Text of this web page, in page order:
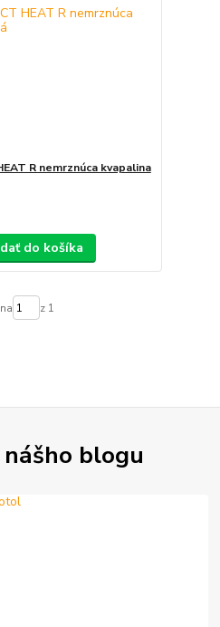
R nemrznúca kvapalina
do košíka
z 1
blogu